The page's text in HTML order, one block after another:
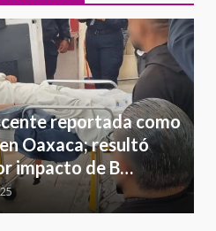
reportada como
Oaxaca; resultó
impacto de B…